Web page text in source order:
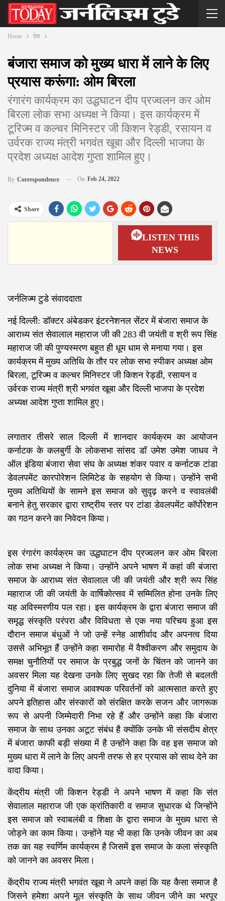
Home देश
बंजारा समाज को मुख्य धारा में लाने के लिए
प्रयास करूंगा: ओम बिरला
रंगारंग कार्यक्रम का उद्धघाटन दीप प्रज्वलन कर ओम
बिरला लोक सभा अध्यक्ष ने किया। इस कार्यक्रम में
टूरिज्म व कल्चर मिनिस्टर जी किशन रेड्डी, रसायन व
उर्वरक राज्य मंत्री भगवंत खूबा और दिल्ली भाजपा के
प्रदेश अध्यक्ष आदेश गुप्ता शामिल हुए।
By Correspondence On Feb 24, 2022
Share
LISTEN THIS
NEWS
जर्नलिज्म टुडे संवाददाता
नई दिल्ली: डॉक्टर अंबेडकर इंटरनेशनल सेंटर में बंजारा समाज के
आराध्य संत सेवालाल महाराज जी की 283 वी जयंती व श्री रूप सिंह
महाराज जी की पुण्यस्मरण बहुत ही धूम धाम से मनाया गया। इस
कार्यक्रम में मुख्य अतिथि के तौर पर लोक सभा स्पीकर अध्यक्ष ओम
बिरला, टूरिज्म व कल्चर मिनिस्टर जी किशन रेड्डी, रसायन व
उर्वरक राज्य मंत्री श्री भगवंत खूबा और दिल्ली भाजपा के प्रदेश
अध्यक्ष आदेश गुप्ता शामिल हुए।
लगातार तीसरे साल दिल्ली में शानदार कार्यक्रम का आयोजन
कर्नाटक के कलबुर्गी के लोकसभा सांसद डॉ उमेश उमेश जाधव ने
ऑल इंडिया बंजारा सेवा संघ के अध्यक्ष शंकर पवार व कर्नाटक टांडा
डेवलपमेंट कारपोरेशन लिमिटेड के सहयोग से किया। उन्होंने सभी
मुख्य अतिथियों के सामने इस समाज को सुदृढ़ करने व स्वावलंबी
बनाने हेतु सरकार द्वारा राष्ट्रीय स्तर पर टांडा डेवलपमेंट कॉर्पोरेशन
का गठन करने का निवेदन किया।
इस रंगारंग कार्यक्रम का उद्धघाटन दीप प्रज्वलन कर ओम बिरला
लोक सभा अध्यक्ष ने किया। उन्होंने अपने भाषण में कहां की बंजारा
समाज के आराध्य संत सेवालाल जी की जयंती और श्री रूप सिंह
महाराज जी की जयंती के वार्षिकोत्सव में सम्मिलित होना उनके लिए
यह अविस्मरणीय पल रहा। इस कार्यक्रम के द्वारा बंजारा समाज की
समृद्ध संस्कृति परंपरा और विविधता से एक नया परिचय हुआ इस
दौरान समाज बंधुओं ने जो उन्हें स्नेह आशीर्वाद और अपनत्व दिया
उससे अभिभूत हैं उन्होंने कहा समारोह में वैश्वीकरण और समुदाय के
समक्ष चुनौतियों पर समाज के प्रबुद्ध जनों के चिंतन को जानने का
अवसर मिला यह देखना उनके लिए सुखद रहा कि तेजी से बदलती
दुनिया में बंजारा समाज आवश्यक परिवर्तनों को आत्मसात करते हुए
अपने इतिहास और संस्कारों को संरक्षित करके सजन और जागरूक
रूप से अपनी जिम्मेदारी निभा रहे हैं और उन्होंने कहा कि बंजारा
समाज के साथ उनका अटूट संबंध है क्योंकि उनके भी संसदीय क्षेत्र
में बंजारा काफी बड़ी संख्या में है उन्होंने कहा कि वह इस समाज को
मुख्य धारा में लाने के लिए अपनी तरफ से हर प्रयास को साथ देने का
वादा किया।
केंद्रीय मंत्री जी किशन रेड्डी ने अपने भाषण में कहा कि संत
सेवालाल महाराज जी एक क्रांतिकारी व समाज सुधारक थे जिन्होंने
इस समाज को स्वाबलंबी व शिक्षा के द्वारा समाज के मुख्य धारा से
जोड़ने का काम किया। उन्होंने यह भी कहा कि उनके जीवन का अब
तक का यह स्वर्णिम कार्यक्रम है जिसमें इस समाज के कला संस्कृति
को जानने का अवसर मिला।
केंद्रीय राज्य मंत्री भगवंत खूबा ने अपने कहां कि यह कैसा समाज है
जिसने हमेशा अपने मूल संस्कृति के साथ जीवन जीने का भरपूर